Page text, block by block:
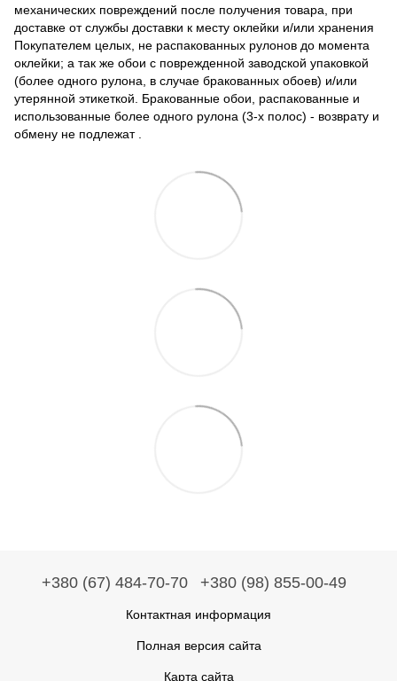
механических повреждений после получения товара, при
доставке от службы доставки к месту оклейки и/или хранения
Покупателем целых, не распакованных рулонов до момента
оклейки; а так же обои с поврежденной заводской упаковкой
(более одного рулона, в случае бракованных обоев) и/или
утерянной этикеткой. Бракованные обои, распакованные и
использованные более одного рулона (3-х полос) - возврату и
обмену не подлежат .
+380 (67) 484-70-70 +380 (98) 855-00-49
Контактная информация
Полная версия сайта
Карта сайта